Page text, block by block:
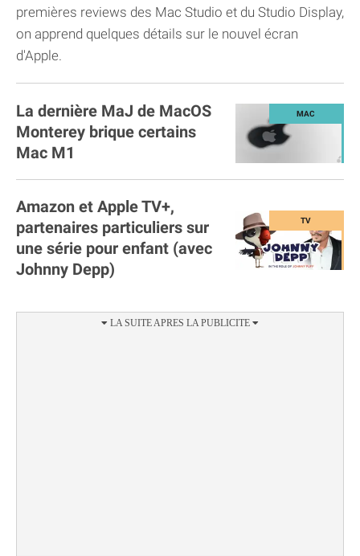
premières reviews des Mac Studio et du Studio Display,
on apprend quelques détails sur le nouvel écran
d'Apple.
La dernière MaJ de MacOS
Monterey brique certains
Mac M1
Amazon et Apple TV+,
partenaires particuliers sur
une série pour enfant (avec
Johnny Depp)